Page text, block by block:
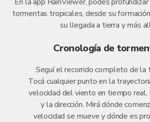
tormentas tropicales, desde su
su llegada a tierra y más
Cronología de
Seguí el recorrido completo de la
Tocá cualquier punto en la
velocidad del viento en tiempo real,
y la dirección. Mirá dónde
velocidad se mueve y dónde es